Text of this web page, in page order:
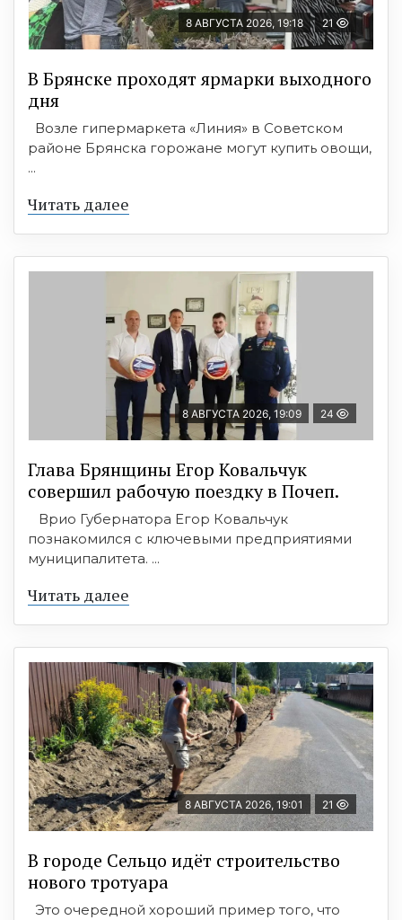
8 АВГУСТА 2026, 19:18 21
В Брянске проходят ярмарки выходного
дня
Возле гипермаркета «Линия» в Советском
районе Брянска горожане могут купить овощи,
...
Читать далее
8 АВГУСТА 2026, 19:09 24
Глава Брянщины Егор Ковальчук
совершил рабочую поездку в Почеп.
Врио Губернатора Егор Ковальчук
познакомился с ключевыми предприятиями
муниципалитета. ...
Читать далее
8 АВГУСТА 2026, 19:01 21
В городе Сельцо идёт строительство
нового тротуара
Это очередной хороший пример того, что